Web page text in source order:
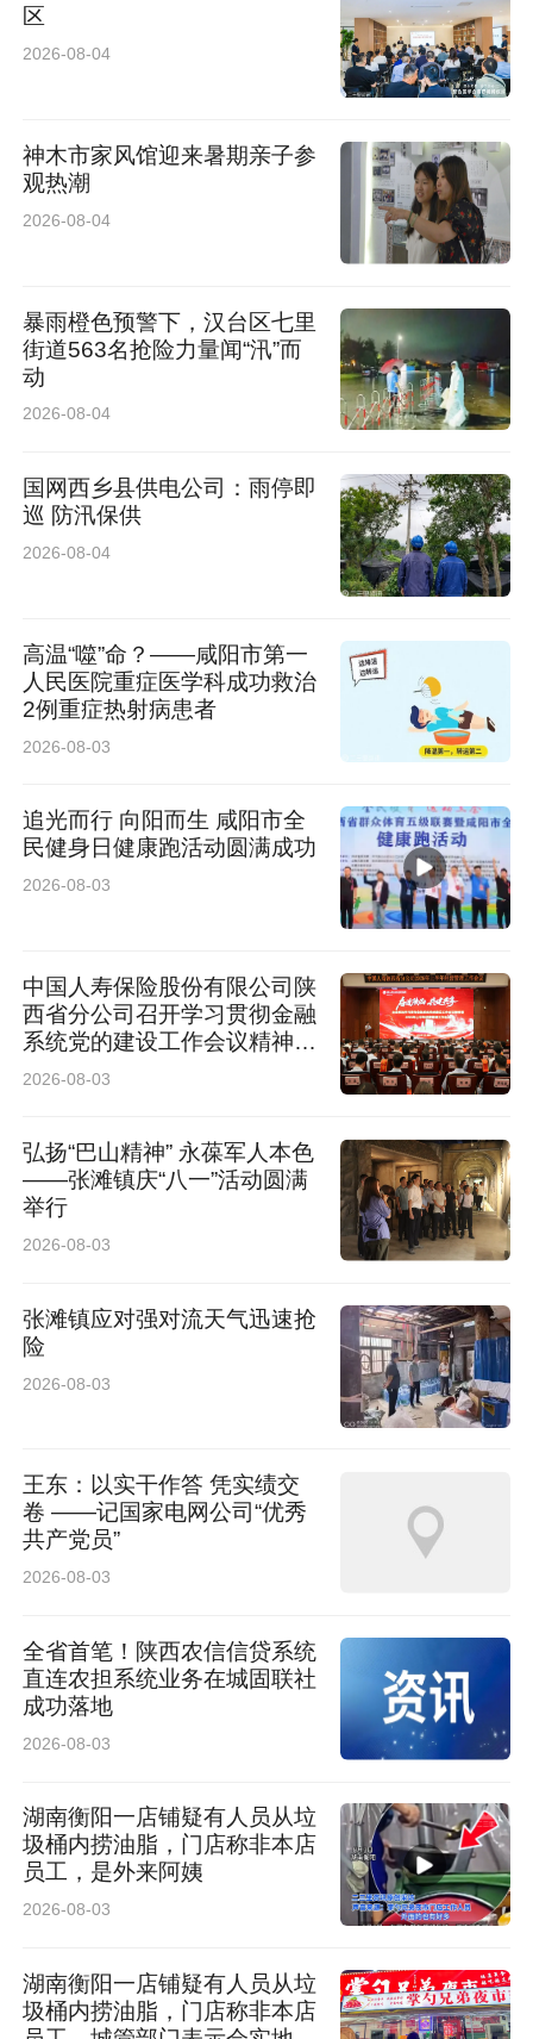
区
2026-08-04
神木市家风馆迎来暑期亲子参
观热潮
2026-08-04
暴雨橙色预警下，汉台区七里
街道563名抢险力量闻“汛”而
动
2026-08-04
国网西乡县供电公司：雨停即
巡 防汛保供
2026-08-04
高温“噬”命？——咸阳市第一
人民医院重症医学科成功救治
2例重症热射病患者
2026-08-03
追光而行 向阳而生 咸阳市全
民健身日健康跑活动圆满成功
2026-08-03
中国人寿保险股份有限公司陕
西省分公司召开学习贯彻金融
系统党的建设工作会议精神暨
2026年上半年经营管理工作
2026-08-03
弘扬“巴山精神” 永葆军人本色
——张滩镇庆“八一”活动圆满
举行
2026-08-03
张滩镇应对强对流天气迅速抢
险
2026-08-03
王东：以实干作答 凭实绩交
卷 ——记国家电网公司“优秀
共产党员”
2026-08-03
全省首笔！陕西农信信贷系统
直连农担系统业务在城固联社
成功落地
2026-08-03
湖南衡阳一店铺疑有人员从垃
圾桶内捞油脂，门店称非本店
员工，是外来阿姨
2026-08-03
湖南衡阳一店铺疑有人员从垃
圾桶内捞油脂，门店称非本店